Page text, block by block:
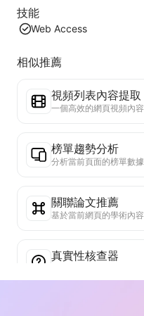
技能
Web Access
相似推薦
視頻列表內容提取
榜單趨勢分析
關聯論文推薦
真實性核查器